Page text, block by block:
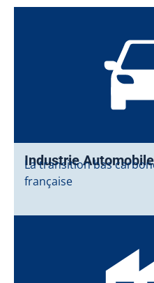
Industrie Automobile
La transition bas
française